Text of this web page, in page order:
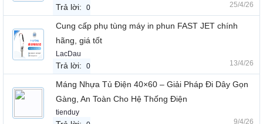
Trả lời: 0 25/4/26
Cung cấp phụ tùng máy in phun FAST JET chính
hãng, giá tốt
LacDau
Trả lời: 0 13/4/26
Máng Nhựa Tủ Điện 40×60 – Giải Pháp Đi Dây Gọn
Gàng, An Toàn Cho Hệ Thống Điện
tienduy
9/4/26